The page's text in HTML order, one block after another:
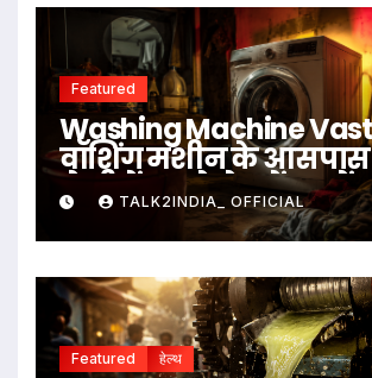
Featured
Washing Machine
वॉशिंग मशीन के आसपास
ये चीजें रखने से बचें, जानें
हैं वास्तु नियम
TALK2INDIA_ OFFICIAL
Featured हेल्थ